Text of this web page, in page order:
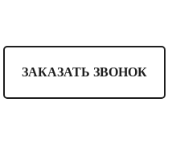
ЗАКАЗАТЬ ЗВОНОК